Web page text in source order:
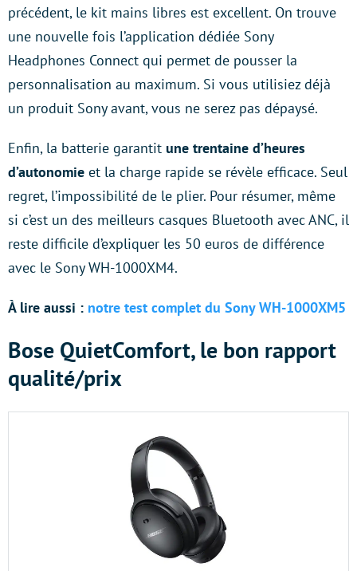
précédent, le kit mains libres est excellent. On trouve
une nouvelle fois l’application dédiée Sony
Headphones Connect qui permet de pousser la
personnalisation au maximum. Si vous utilisiez déjà
un produit Sony avant, vous ne serez pas dépaysé.
Enfin, la batterie garantit une trentaine d’heures
d’autonomie et la charge rapide se révèle efficace. Seul
regret, l’impossibilité de le plier. Pour résumer, même
si c’est un des meilleurs casques Bluetooth avec ANC, il
reste difficile d’expliquer les 50 euros de différence
avec le Sony WH-1000XM4.
À lire aussi : notre test complet du Sony WH-1000XM5
Bose QuietComfort, le bon rapport
qualité/prix